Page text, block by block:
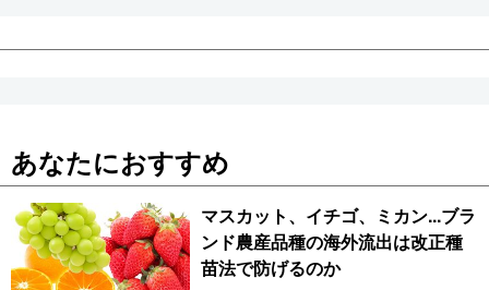
あなたにおすすめ
マスカット、イチゴ、ミカン...ブラ
ンド農産品種の海外流出は改正種
苗法で防げるのか